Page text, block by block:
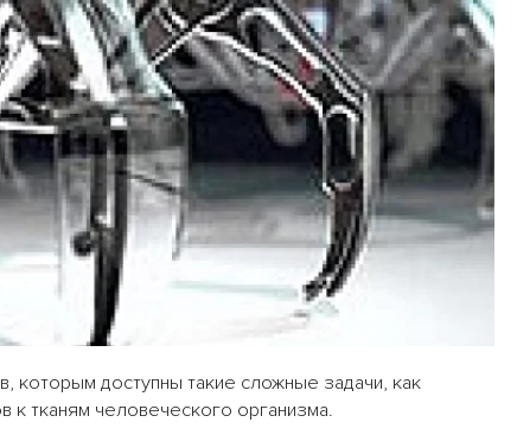
доступны такие сложные задачи, как
к тканям человеческого организма.